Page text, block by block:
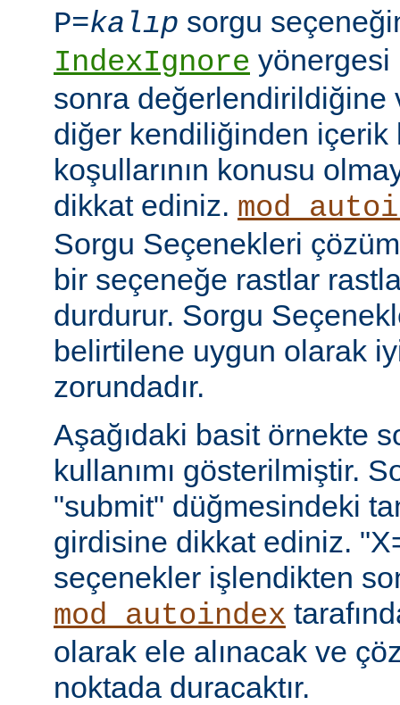
P=kalıp sorgu
IndexIgnore yönergesi
sonra değerlendirildiğine
diğer kendiliğinden içerik
koşullarının konusu
dikkat ediniz.
Sorgu Seçenekleri
bir seçeneğe rastlar
durdurur. Sorgu
belirtilene uygun olarak
zorundadır.
Aşağıdaki basit örnekte
kullanımı gösterilmiştir.
"submit" düğmesindeki
girdisine dikkat ediniz.
seçenekler işlendikten
mod_autoindex
olarak ele alınacak ve
noktada duracaktır.